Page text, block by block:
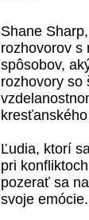
Shane
rozhovorov s
spôsobov,
rozhovory so
Ľudia, ktorí
pri
pozerať sa
svoje emócie.